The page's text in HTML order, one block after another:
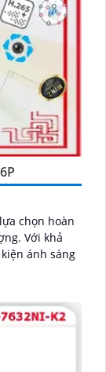
chọn hoàn
khả
ánh sáng